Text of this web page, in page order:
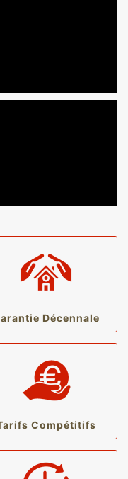
Décennale
Compétitifs